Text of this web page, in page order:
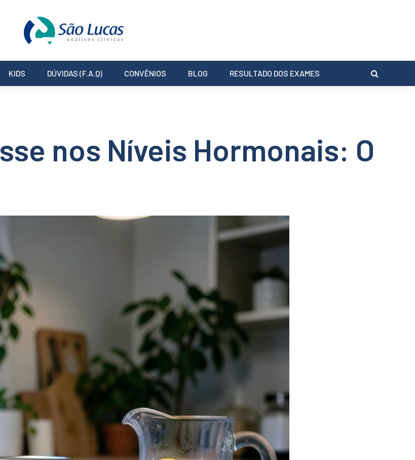
KIDS DÚVIDAS (F.A.Q) CONVÊNIOS BLOG RESULTADO DOS EXAMES
nos Níveis Hormonais: O